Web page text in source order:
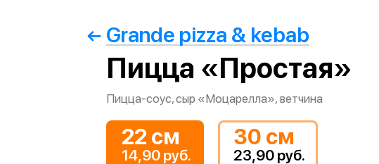
Grande pizza & kebab
Пицца «Простая»
Пицца-соус, сыр «Моцарелла», ветчина
22 см
14,90 руб.
30 см
23,90 руб.